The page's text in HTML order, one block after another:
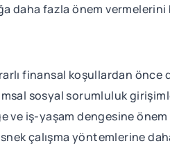
daha fazla önem
finansal koşullardan
sosyal sorumluluk
iş-yaşam dengesine
çalışma yöntemlerine